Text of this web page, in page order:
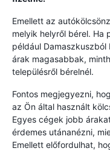
Emellett az
melyik helyről bérel. Ha
például
árak magasabbak,
településről bérelnél.
Fontos megjegyezni,
az Ön által használt
Egyes cégek jobb
érdemes utánanézni,
Emellett előfordulhat,